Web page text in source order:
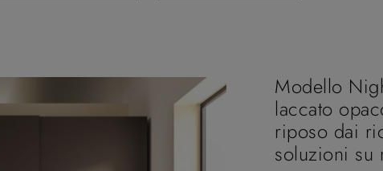
Modello
laccato
riposo dai
soluzioni su